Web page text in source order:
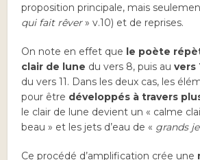
proposition principale, mais
qui fait rêver» v.10) et de reprises.
On note en effet que le poète
clair de lune du vers 8, puis auvers
du vers 11. Dans les deux cas, les
pour être développés à travers
le clair de lune devient un « calme
beau » et les jets d’eau de « grands
Ce procédé d’amplification crée une